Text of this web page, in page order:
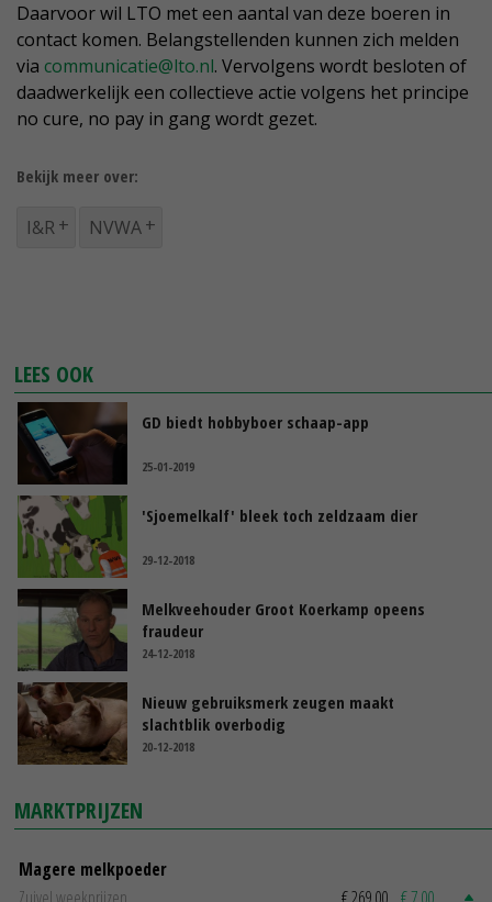
Daarvoor wil LTO met een aantal van deze boeren in
contact komen. Belangstellenden kunnen zich melden
via communicatie@lto.nl. Vervolgens wordt besloten of
daadwerkelijk een collectieve actie volgens het principe
no cure, no pay in gang wordt gezet.
Bekijk meer over:
I&R NVWA
LEES OOK
GD biedt hobbyboer schaap-app
25-01-2019
'Sjoemelkalf' bleek toch zeldzaam dier
29-12-2018
Melkveehouder Groot Koerkamp opeens
fraudeur
24-12-2018
Nieuw gebruiksmerk zeugen maakt
slachtblik overbodig
20-12-2018
MARKTPRIJZEN
Magere melkpoeder